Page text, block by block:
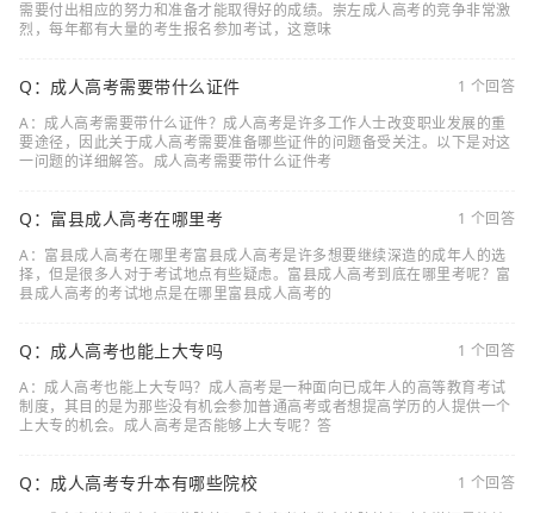
需要付出相应的努力和准备才能取得好的成绩。崇左成人高考的竞争非常激
烈，每年都有大量的考生报名参加考试，这意味
Q：成人高考需要带什么证件
1 个回答
A：成人高考需要带什么证件？成人高考是许多工作人士改变职业发展的重
要途径，因此关于成人高考需要准备哪些证件的问题备受关注。以下是对这
一问题的详细解答。成人高考需要带什么证件考
Q：富县成人高考在哪里考
1 个回答
A：富县成人高考在哪里考富县成人高考是许多想要继续深造的成年人的选
择，但是很多人对于考试地点有些疑虑。富县成人高考到底在哪里考呢？富
县成人高考的考试地点是在哪里富县成人高考的
Q：成人高考也能上大专吗
1 个回答
A：成人高考也能上大专吗？成人高考是一种面向已成年人的高等教育考试
制度，其目的是为那些没有机会参加普通高考或者想提高学历的人提供一个
上大专的机会。成人高考是否能够上大专呢？答
Q：成人高考专升本有哪些院校
1 个回答